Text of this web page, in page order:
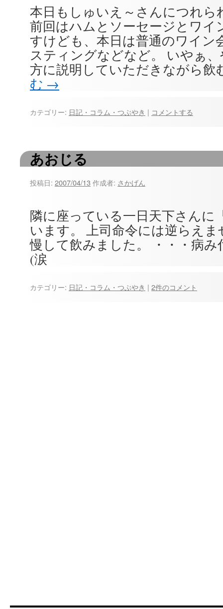
本日もしゅいえ～さんにつれら
前回はハムとソーセージとワイ
すけども、本日は普通のワイン
スティングなどなど。 いやぁ
方に説明していただきながら
む →
カテゴリー: 日記・コラム・つぶやき | コメントする
あおじる
投稿日: 2007/04/13 作成者: さかげん
隣に座っている一日天下さんに
います。 上司命令には逆らえ
慢して飲みました。 ・・・病
(涙
カテゴリー: 日記・コラム・つぶやき | 2件のコメント